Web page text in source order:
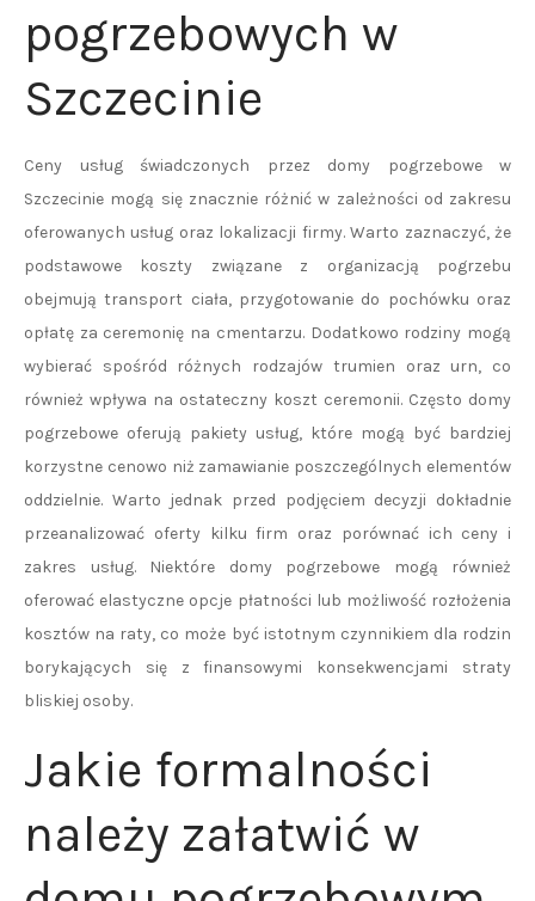
pogrzebowych w
Szczecinie
Ceny usług świadczonych przez domy pogrzebowe w
Szczecinie mogą się znacznie różnić w zależności od zakresu
oferowanych usług oraz lokalizacji firmy. Warto zaznaczyć, że
podstawowe koszty związane z organizacją pogrzebu
obejmują transport ciała, przygotowanie do pochówku oraz
opłatę za ceremonię na cmentarzu. Dodatkowo rodziny mogą
wybierać spośród różnych rodzajów trumien oraz urn, co
również wpływa na ostateczny koszt ceremonii. Często domy
pogrzebowe oferują pakiety usług, które mogą być bardziej
korzystne cenowo niż zamawianie poszczególnych elementów
oddzielnie. Warto jednak przed podjęciem decyzji dokładnie
przeanalizować oferty kilku firm oraz porównać ich ceny i
zakres usług. Niektóre domy pogrzebowe mogą również
oferować elastyczne opcje płatności lub możliwość rozłożenia
kosztów na raty, co może być istotnym czynnikiem dla rodzin
borykających się z finansowymi konsekwencjami straty
bliskiej osoby.
Jakie formalności
należy załatwić w